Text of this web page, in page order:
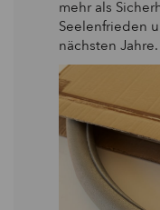
mehr als
Seelenfrieden
nächsten Jahre.